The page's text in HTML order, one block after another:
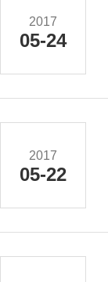
2017
05-24
2017
05-22